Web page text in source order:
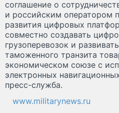
соглашение о
и российским оператором
развития цифровых
совместно создавать
грузоперевозок и
таможенного транзита
экономическом союзе с
электронных
пресс-служба.
www.militarynews.ru